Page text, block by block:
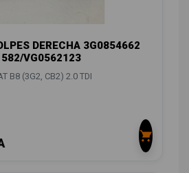
DERECHA 3G0854662
VG0562123
B8 (3G2, CB2) 2.0 TDI